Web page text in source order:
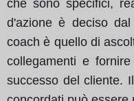
che sono specifici,
d'azione è deciso
coach è quello di
collegamenti e
successo del cliente.